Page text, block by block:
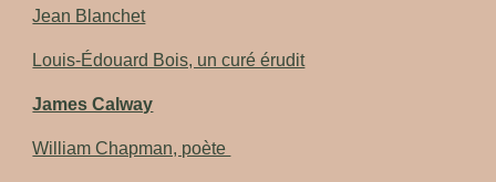
Jean Blanchet
Louis-Édouard Bois, un curé érudit
James Calway
William Chapman, poète